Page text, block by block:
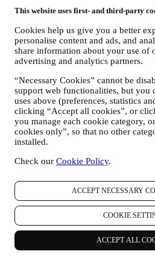
This website uses first- and third-party
Cookies help us give you a better
personalise content and ads, and
share information about your use of
advertising and analytics partners.
“Necessary Cookies” cannot be
support web functionalities, but you
uses above (preferences, statistics
clicking “Accept all cookies”, or
you manage each cookie category,
cookies only”, so that no other
installed.
Check our Cookie Policy.
ACCEPT NECESSARY
COOKIE
ACCEPT ALL
Bruken av informasjonskapsler
deg. Hvis du ønsker at disse
til å gi deg interessebaserte
kan du begrense bruken av
handlinger ved å velge dine
er nødvendige for å kunne bruke
deg at dette ikke fratar deg
annonser, tilbud eller
generiske annonser, tilbud eller
informasjon om hvordan vi
hvordan du kan slette dem, kan
informasjonskapsler
Dersom du har kjøpt et produkt
sende deg en e-post der vi ber
(dersom de ønsker å oppgi slik
kan forbedre produktene og
kjøpsprosessen kan vi også
skrive en produktvurdering.
og du velger selv om du vil